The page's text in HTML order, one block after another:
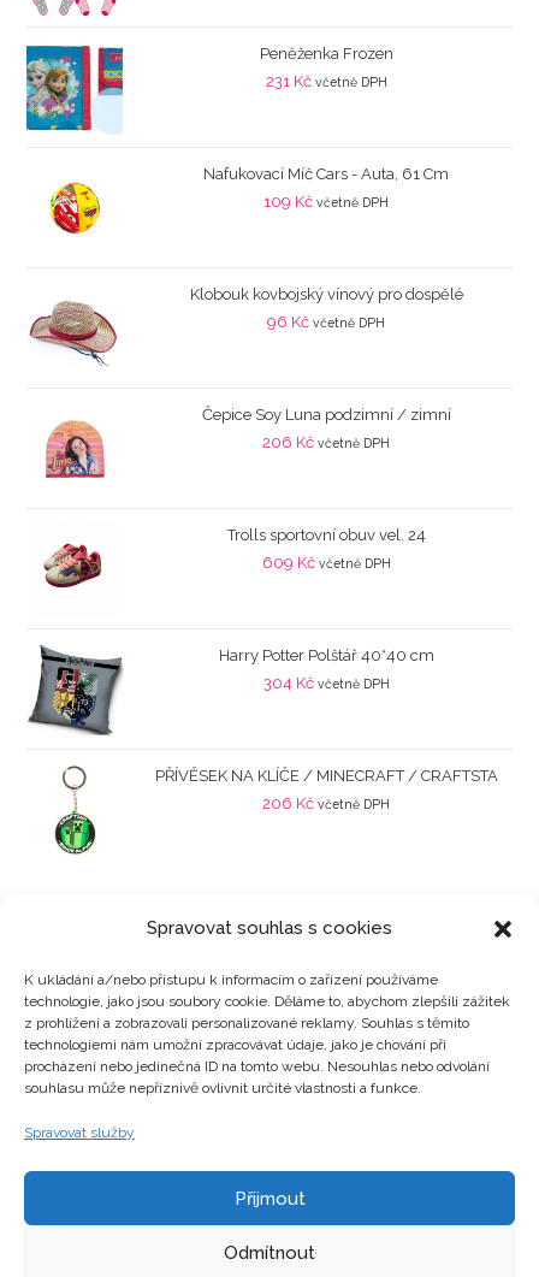
Spravovat souhlas s cookies
K ukládání a/nebo přístupu k informacím o zařízení používáme
technologie, jako jsou soubory cookie. Děláme to, abychom zlepšili zážitek
z prohlížení a zobrazovali personalizované reklamy. Souhlas s těmito
technologiemi nám umožní zpracovávat údaje, jako je chování při
procházení nebo jedinečná ID na tomto webu. Nesouhlas nebo odvolání
souhlasu může nepříznivě ovlivnit určité vlastnosti a funkce.
Spravovat služby
Přijmout
Odmítnout
Peněženka Frozen
231 Kč včetně DPH
Nafukovací Míč Cars - Auta, 61 Cm
109 Kč včetně DPH
Klobouk kovbojský vínový pro dospělé
96 Kč včetně DPH
Čepice Soy Luna podzimní / zimní
206 Kč včetně DPH
Trolls sportovní obuv vel. 24
609 Kč včetně DPH
Harry Potter Polštář 40*40 cm
304 Kč včetně DPH
PŘÍVĚSEK NA KLÍČE / MINECRAFT / CRAFTSTA
206 Kč včetně DPH
Kategorie produktů
Zajímavosti